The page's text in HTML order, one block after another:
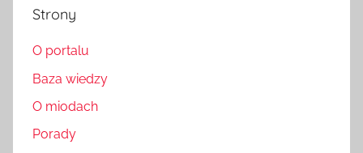
Strony
O portalu
Baza wiedzy
O miodach
Porady